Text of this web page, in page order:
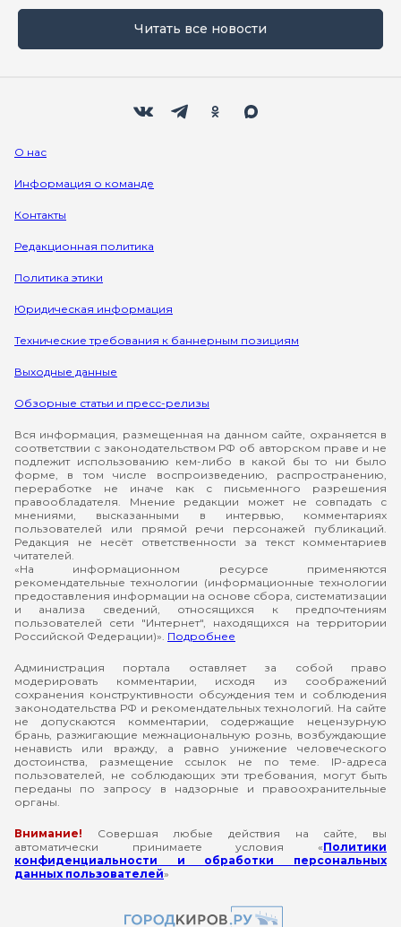
Читать все новости
О нас
Информация о команде
Контакты
Редакционная политика
Политика этики
Юридическая информация
Технические требования к баннерным позициям
Выходные данные
Обзорные статьи и пресс-релизы
Вся информация, размещенная на данном сайте, охраняется в
соответствии с законодательством РФ об авторском праве и не
подлежит использованию кем-либо в какой бы то ни было
форме, в том числе воспроизведению, распространению,
переработке не иначе как с письменного разрешения
правообладателя. Мнение редакции может не совпадать с
мнениями, высказанными в интервью, комментариях
пользователей или прямой речи персонажей публикаций.
Редакция не несёт ответственности за текст комментариев
читателей.
«На информационном ресурсе применяются
рекомендательные технологии (информационные технологии
предоставления информации на основе сбора, систематизации
и анализа сведений, относящихся к предпочтениям
пользователей сети "Интернет", находящихся на территории
Российской Федерации)». Подробнее
Администрация портала оставляет за собой право
модерировать комментарии, исходя из соображений
сохранения конструктивности обсуждения тем и соблюдения
законодательства РФ и рекомендательных технологий. На сайте
не допускаются комментарии, содержащие нецензурную
брань, разжигающие межнациональную рознь, возбуждающие
ненависть или вражду, а равно унижение человеческого
достоинства, размещение ссылок не по теме. IP-адреса
пользователей, не соблюдающих эти требования, могут быть
переданы по запросу в надзорные и правоохранительные
органы.
Внимание! Совершая любые действия на сайте, вы
автоматически принимаете условия «Политики
конфиденциальности и обработки персональных
данных пользователей»